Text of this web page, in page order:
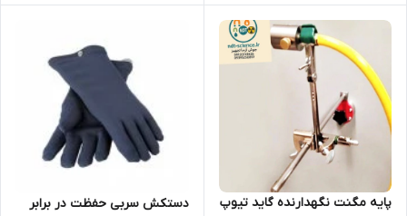
پایه مگنت نگهدارنده گاید تیوپ
دستکش سربی حفظت در برابر